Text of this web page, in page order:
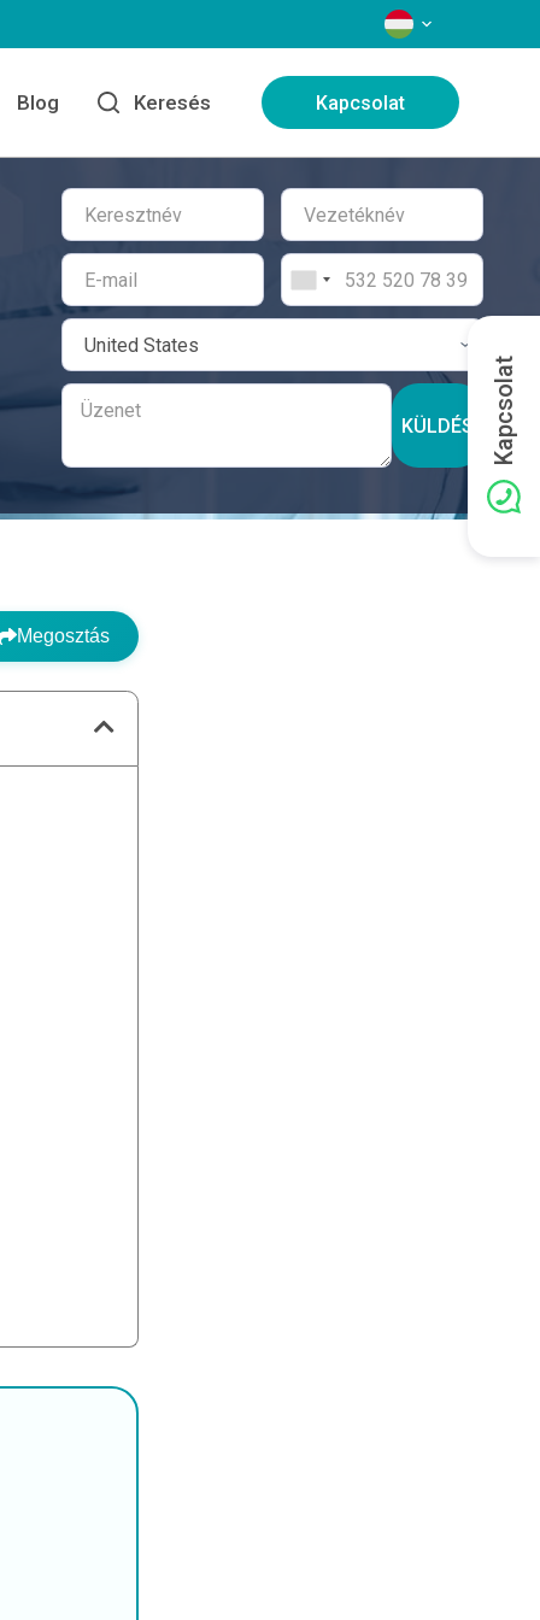
NYELVEK
Blog Keresés Kapcsolat
KÜLDÉS
Megosztás
Kapcsolat